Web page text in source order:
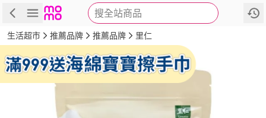
搜全站商品
商品 評價 詳情
生活超市 推薦品牌 推薦品牌 里仁